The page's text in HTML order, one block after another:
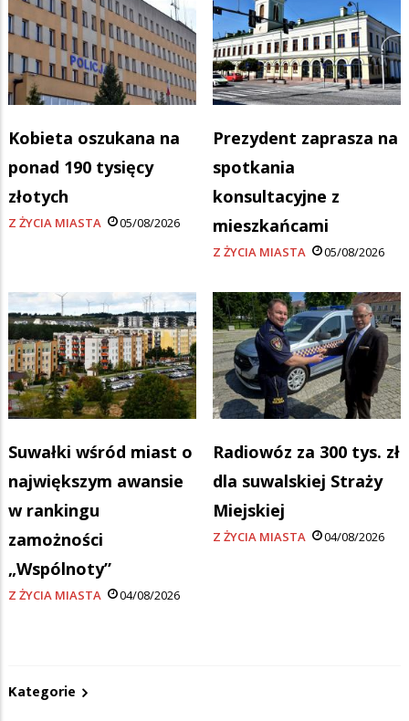
Kobieta oszukana na
ponad 190 tysięcy
złotych
Z ŻYCIA MIASTA 05/08/2026
Prezydent zaprasza na
spotkania
konsultacyjne z
mieszkańcami
Z ŻYCIA MIASTA 05/08/2026
Suwałki wśród miast o
największym awansie
w rankingu
zamożności
„Wspólnoty”
Z ŻYCIA MIASTA 04/08/2026
Radiowóz za 300 tys. zł
dla suwalskiej Straży
Miejskiej
Z ŻYCIA MIASTA 04/08/2026
Kategorie